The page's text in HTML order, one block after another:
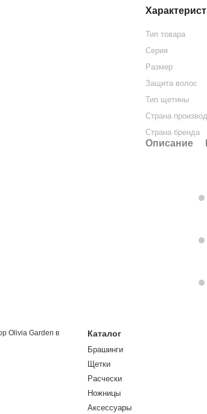
Тип товара
Серия
Размер
Защита волос
Тип щетины
Страна
Страна бренда
Описание
Olivia Garden в
Каталог
Брашинги
Щетки
Расчески
Ножницы
Аксессуары